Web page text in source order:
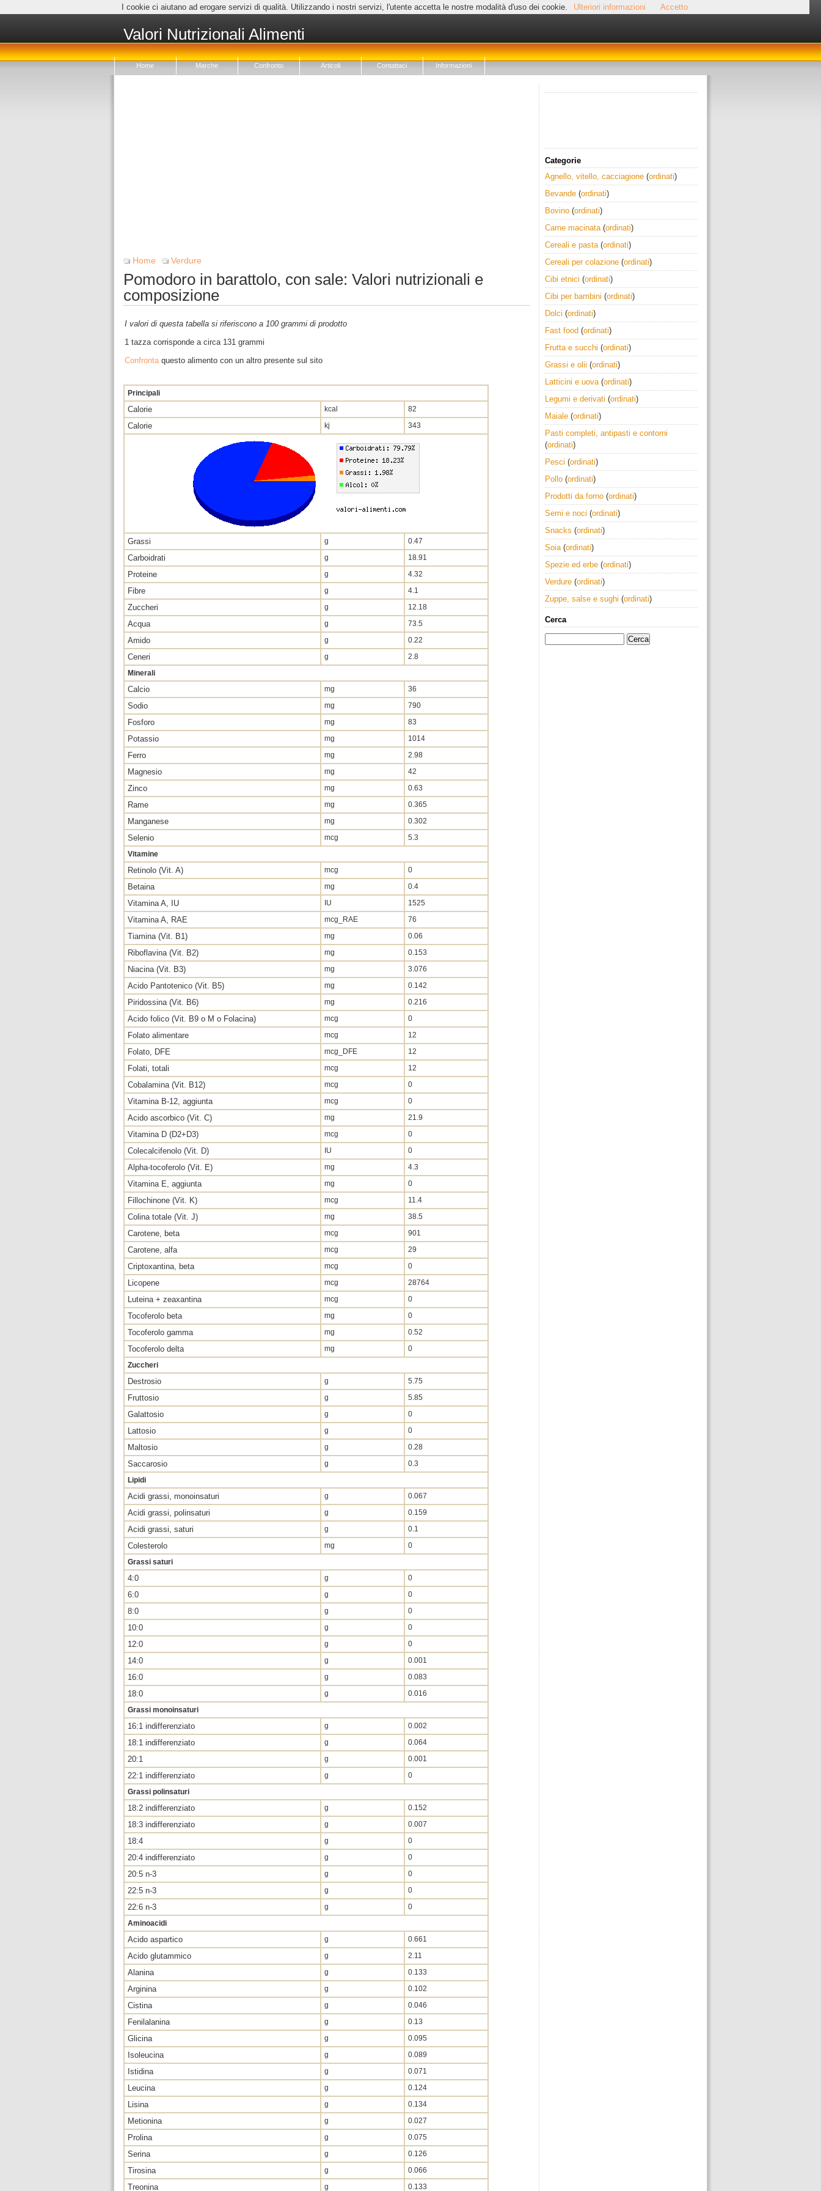
I cookie ci aiutano ad erogare servizi di qualità. Utilizzando i nostri servizi, l'utente accetta le nostre modalità d'uso dei cookie. Ulteriori informazioni Accetto
Valori Nutrizionali Alimenti
Home Marche Confronto Articoli Contattaci Informazioni
Home Verdure
Pomodoro in barattolo, con sale: Valori nutrizionali e
composizione
I valori di questa tabella si riferiscono a 100 grammi di prodotto
1 tazza corrisponde a circa 131 grammi
Confrontaquesto alimento con un altro presente sul sito
Principali
Calorie kcal 82
Calorie kj 343
Grassi g 0.47
Carboidrati g 18.91
Proteine g 4.32
Fibre g 4.1
Zuccheri g 12.18
Acqua g 73.5
Amido g 0.22
Ceneri g
2.8
Minerali
Calcio mg 36
Sodio mg 790
Fosforo mg 83
Potassio mg 1014
Ferro mg 2.98
Magnesio mg 42
Zinco mg 0.63
Rame mg 0.365
Manganese mg 0.302
Selenio mcg
5.3
Vitamine
Retinolo (Vit. A) mcg 0
Betaina mg 0.4
Vitamina A, IU IU 1525
Vitamina A, RAE mcg_RAE 76
Tiamina (Vit. B1) mg 0.06
Riboflavina (Vit. B2) mg 0.153
Niacina (Vit. B3) mg 3.076
Acido Pantotenico (Vit. B5) mg 0.142
Piridossina (Vit. B6) mg 0.216
Acido folico (Vit. B9 o M o Folacina) mcg 0
Folato alimentare mcg 12
Folato, DFE mcg_DFE 12
Folati, totali mcg 12
Cobalamina (Vit. B12) mcg 0
Vitamina B-12, aggiunta mcg 0
Acido ascorbico (Vit. C) mg 21.9
Vitamina D (D2+D3) mcg 0
Colecalcifenolo (Vit. D) IU 0
Alpha-tocoferolo (Vit. E) mg 4.3
Vitamina E, aggiunta mg 0
Fillochinone (Vit. K) mcg 11.4
Colina totale (Vit. J) mg 38.5
Carotene, beta mcg 901
Carotene, alfa mcg 29
Criptoxantina, beta mcg 0
Licopene mcg 28764
Luteina + zeaxantina mcg 0
Tocoferolo beta mg 0
Tocoferolo gamma mg 0.52
Tocoferolo delta mg
0
Zuccheri
Destrosio g 5.75
Fruttosio g 5.85
Galattosio g 0
Lattosio g 0
Maltosio g 0.28
Saccarosio g
0.3
Lipidi
Acidi grassi, monoinsaturi g 0.067
Acidi grassi, polinsaturi g 0.159
Acidi grassi, saturi g 0.1
Colesterolo mg
0
Grassi saturi
4:0 g 0
6:0 g 0
8:0 g 0
10:0 g 0
12:0 g 0
14:0 g 0.001
16:0 g 0.083
18:0 g
0.016
Grassi monoinsaturi
16:1 indifferenziato g 0.002
18:1 indifferenziato g 0.064
20:1 g 0.001
22:1 indifferenziato g
0
Grassi polinsaturi
18:2 indifferenziato g 0.152
18:3 indifferenziato g 0.007
18:4 g 0
20:4 indifferenziato g 0
20:5 n-3 g 0
22:5 n-3 g 0
22:6 n-3 g
0
Aminoacidi
Acido aspartico g 0.661
Acido glutammico g 2.11
Alanina g 0.133
Arginina g 0.102
Cistina g 0.046
Fenilalanina g 0.13
Glicina g 0.095
Isoleucina g 0.089
Istidina g 0.071
Leucina g 0.124
Lisina g 0.134
Metionina g 0.027
Prolina g 0.075
Serina g 0.126
Tirosina g 0.066
Treonina g 0.133
Categorie
Agnello, vitello, cacciagione (ordinati)
Bevande (ordinati)
Bovino (ordinati)
Carne macinata(ordinati)
Cereali e pasta(ordinati)
Cereali per colazione (ordinati)
Cibi etnici (ordinati)
Cibi per bambini (ordinati)
Dolci (ordinati)
Fast food (ordinati)
Frutta e succhi (ordinati)
Grassi e olii (ordinati)
Latticini e uova(ordinati)
Legumi e derivati (ordinati)
Maiale (ordinati)
Pasti completi, antipasti e contorni
(ordinati)
Pesci (ordinati)
Pollo (ordinati)
Prodotti da forno (ordinati)
Semi e noci (ordinati)
Snacks (ordinati)
Soia(ordinati)
Spezie ed erbe (ordinati)
Verdure (ordinati)
Zuppe, salse e sughi (ordinati)
Cerca